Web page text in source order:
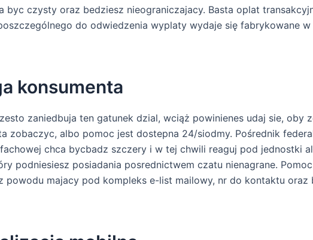
byc czysty oraz bedziesz nieograniczajacy. Basta oplat
do odwiedzenia wyplaty wydaje się fabrykowane
konsumenta
zaniedbuja ten gatunek dzial, wciąż powinienes udaj sie, oby
zobaczyc, albo pomoc jest dostepna 24/siodmy. Pośrednik
chca bycbadz szczery i w tej chwili reaguj pod jednostki
podniesiesz posiadania posrednictwem czatu nienagrane.
powodu majacy pod kompleks e-list mailowy, nr do kontaktu oraz